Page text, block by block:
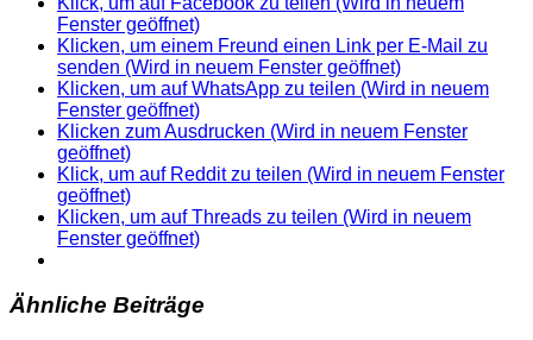
Fenster geöffnet)
Klicken, um einem Freund einen Link per E-Mail zu
senden (Wird in neuem Fenster geöffnet)
Klicken, um auf WhatsApp zu teilen (Wird in neuem
Fenster geöffnet)
Klicken zum Ausdrucken (Wird in neuem Fenster
geöffnet)
Klick, um auf Reddit zu teilen (Wird in neuem Fenster
geöffnet)
Klicken, um auf Threads zu teilen (Wird in neuem
Fenster geöffnet)
Ähnliche Beiträge